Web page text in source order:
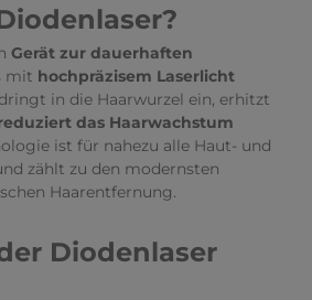
Gerät zur dauerhaften
mit hochpräzisem Laserlicht
in die Haarwurzel ein, erhitzt
das Haarwachstum
ist für nahezu alle Haut- und
zählt zu den modernsten
Haarentfernung.
Diodenlaser